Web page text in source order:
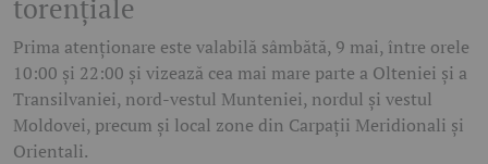
torențiale
Prima atenționare este valabilă sâmbătă, 9 mai, între orele
10:00 și 22:00 și vizează cea mai mare parte a Olteniei și a
Transilvaniei, nord-vestul Munteniei, nordul și vestul
Moldovei, precum și local zone din Carpații Meridionali și
Orientali.